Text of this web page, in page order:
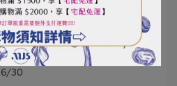
小磨坊廟口小吃系列買三送一到
6/30